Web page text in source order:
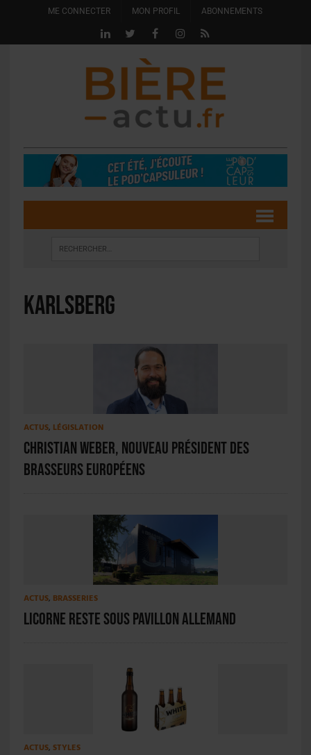
ME CONNECTER MON PROFIL ABONNEMENTS
Karlsberg
ACTUS, LÉGISLATION
Christian Weber, nouveau président des
brasseurs européens
ACTUS, BRASSERIES
Licorne reste sous pavillon allemand
ACTUS, STYLES